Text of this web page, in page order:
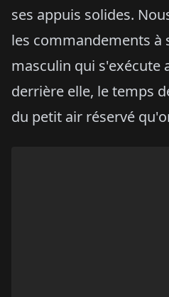
ses appuis solides.
les commandements à
masculin qui s'exécute
derrière elle, le temps
du petit air réservé